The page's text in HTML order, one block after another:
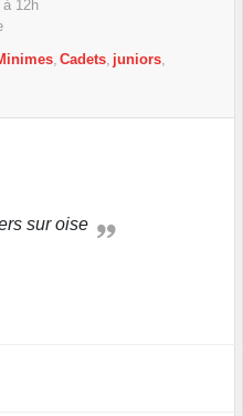
à 12h
Cadets juniors
sur oise